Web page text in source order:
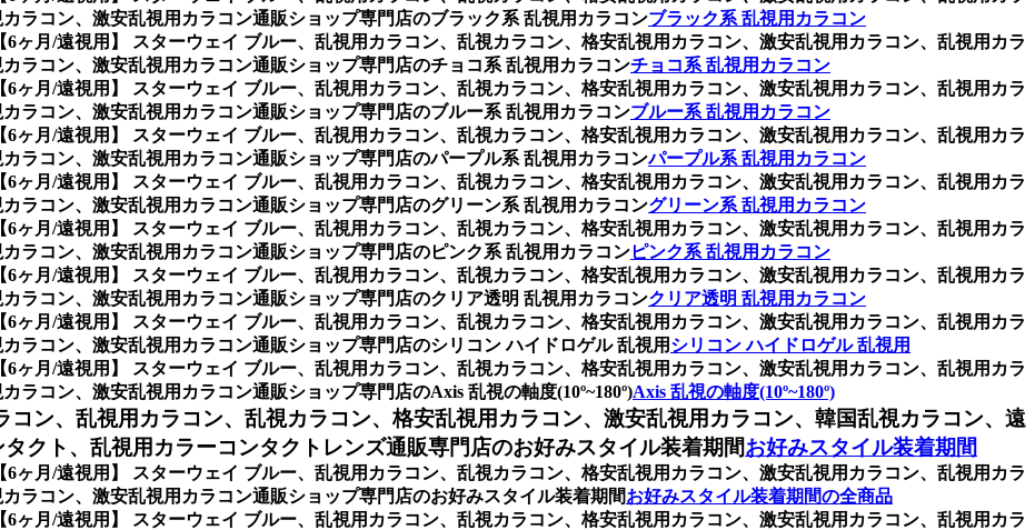
ラコン、激安乱視用カラコン通販ショップ専門店のブラック系 乱視用カラコンブラック系 乱視用カラコン
【6ヶ月/遠視用】 スターウェイ ブルー、乱視用カラコン、乱視カラコン、格安乱視用カラコン、激安乱視用カラコン、乱視用カラ
ラコン、激安乱視用カラコン通販ショップ専門店のチョコ系 乱視用カラコンチョコ系 乱視用カラコン
【6ヶ月/遠視用】 スターウェイ ブルー、乱視用カラコン、乱視カラコン、格安乱視用カラコン、激安乱視用カラコン、乱視用カラ
ラコン、激安乱視用カラコン通販ショップ専門店のブルー系 乱視用カラコンブルー系 乱視用カラコン
【6ヶ月/遠視用】 スターウェイ ブルー、乱視用カラコン、乱視カラコン、格安乱視用カラコン、激安乱視用カラコン、乱視用カラ
ラコン、激安乱視用カラコン通販ショップ専門店のパープル系 乱視用カラコンパープル系 乱視用カラコン
【6ヶ月/遠視用】 スターウェイ ブルー、乱視用カラコン、乱視カラコン、格安乱視用カラコン、激安乱視用カラコン、乱視用カラ
ラコン、激安乱視用カラコン通販ショップ専門店のグリーン系 乱視用カラコングリーン系 乱視用カラコン
【6ヶ月/遠視用】 スターウェイ ブルー、乱視用カラコン、乱視カラコン、格安乱視用カラコン、激安乱視用カラコン、乱視用カラ
ラコン、激安乱視用カラコン通販ショップ専門店のピンク系 乱視用カラコンピンク系 乱視用カラコン
【6ヶ月/遠視用】 スターウェイ ブルー、乱視用カラコン、乱視カラコン、格安乱視用カラコン、激安乱視用カラコン、乱視用カラ
ラコン、激安乱視用カラコン通販ショップ専門店のクリア透明 乱視用カラコンクリア透明 乱視用カラコン
【6ヶ月/遠視用】 スターウェイ ブルー、乱視用カラコン、乱視カラコン、格安乱視用カラコン、激安乱視用カラコン、乱視用カラ
ラコン、激安乱視用カラコン通販ショップ専門店のシリコン ハイドロゲル 乱視用 シリコン ハイドロゲル 乱視用
【6ヶ月/遠視用】 スターウェイ ブルー、乱視用カラコン、乱視カラコン、格安乱視用カラコン、激安乱視用カラコン、乱視用カラ
ラコン、激安乱視用カラコン通販ショップ専門店のAxis 乱視の軸度(10º~180º)Axis 乱視の軸度(10º~180º)
ン、 乱視用カラコン、乱視カラコン、格安乱視用カラコン、激安乱視用カラコン、韓国乱視カラコン、遠
クト、乱視用カラーコンタクトレンズ通販専門店のお好みスタイル装着期間お好みスタイル装着期間
【6ヶ月/遠視用】 スターウェイ ブルー、乱視用カラコン、乱視カラコン、格安乱視用カラコン、激安乱視用カラコン、乱視用カラ
ラコン、激安乱視用カラコン通販ショップ専門店のお好みスタイル装着期間お好みスタイル装着期間の全商品
【6ヶ月/遠視用】 スターウェイ ブルー、乱視用カラコン、乱視カラコン、格安乱視用カラコン、激安乱視用カラコン、乱視用カラ